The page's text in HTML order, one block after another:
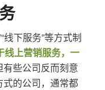
线下服务”等方式制
线上营销服务，一
有些公司反而刻意
的公司，通常都